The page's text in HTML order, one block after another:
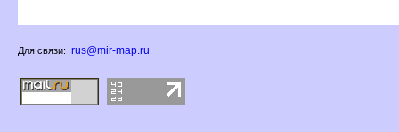
Для связи: rus@mir-map.ru